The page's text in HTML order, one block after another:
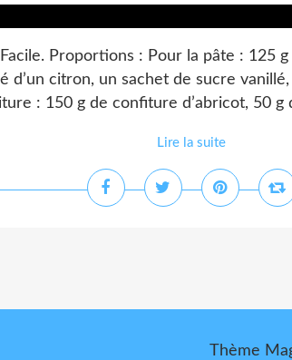
Proportions : Pour la pâte : 125
d’un citron, un sachet de sucre
: 150 g de confiture d’abricot, 50 g
Lire la suite
Thème